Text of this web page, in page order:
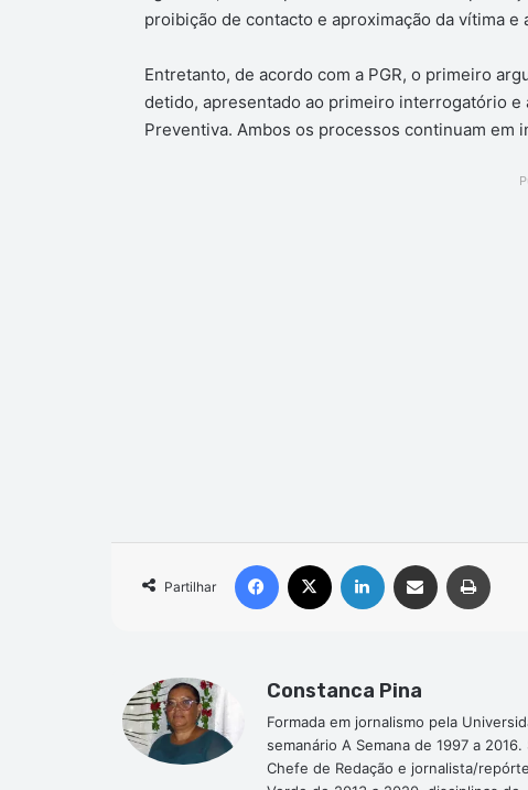
proibição de contacto e aproximação da vítima
Entretanto, de acordo com a PGR, o primeiro
detido, apresentado ao primeiro interrogatório e
Preventiva. Ambos os processos continuam em
Partilhar
Facebook Linkedin Compartilhar via e-mail
Constanca Pina
Formada em jornalismo pela
semanário A Semana de 1997 a
Chefe de Redação e jornalista/